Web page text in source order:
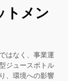
トメン
はなく、事業運
ジュースボトル
、環境への影響